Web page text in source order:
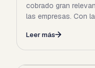
cobrado gran
las empresas. Con
Leer más